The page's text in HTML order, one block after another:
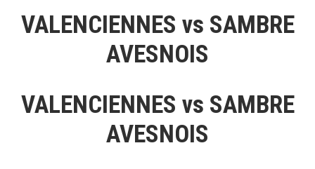
VALENCIENNES vs SAMBRE
AVESNOIS
VALENCIENNES vs SAMBRE
AVESNOIS